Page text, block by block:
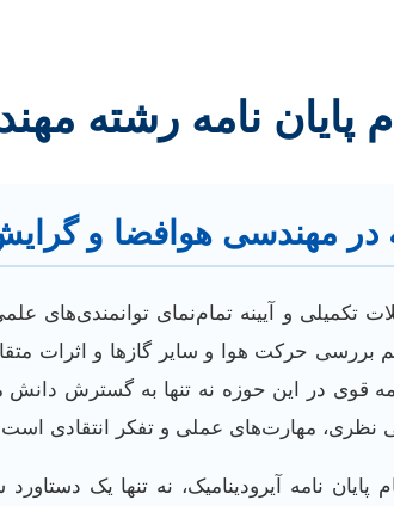
پایان نامه رشته
در مهندسی هوافضا و
تکمیلی و آیینه تمام‌نمای
بررسی حرکت هوا و سایر گازها و اثرات
قوی در این حوزه نه تنها به گسترش دانش
نظری، مهارت‌های عملی و تفکر انتقادی است
پایان نامه آیرودینامیک، نه تنها یک